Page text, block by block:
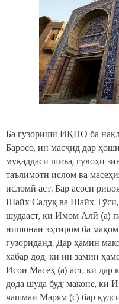
Ба гузориши ИҚНО ба
Баросо, ин масҷид дар
муқаддаси шиъа, гувоҳи
таълимоти ислом ва
исломӣ аст. Бар асоси
Шайх Садуқ ва Шайх Тӯсӣ,
шудааст, ки Имом Алӣ (а)
нишонаи эҳтиром ба
гузориданд. Дар ҳамин
хабар дод, ки ин замин
Исои Масеҳ (а) аст, ки дар
дода шуда буд; маконе, ки
чашмаи Марям (с) бар